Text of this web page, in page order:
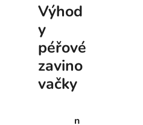
Výhod
y
péřové
zavino
vačky
n